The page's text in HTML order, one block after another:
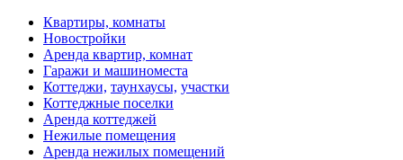
Квартиры, комнаты
Новостройки
Аренда квартир, комнат
Гаражи и машиноместа
Коттеджи, таунхаусы, участки
Коттеджные поселки
Аренда коттеджей
Нежилые помещения
Аренда нежилых помещений